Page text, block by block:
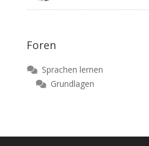
Foren
Sprachen lernen
Grundlagen